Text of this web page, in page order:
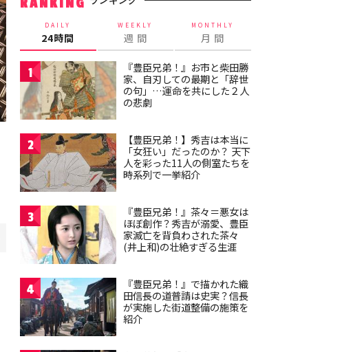
RANKING
DAILY
24時間
WEEKLY
週 間
MONTHLY
月 間
1
『豊臣兄弟！』お市と柴田勝
家、自刃しての最期と「辞世
の句」…運命を共にした２人
の悲劇
2
【豊臣兄弟！】秀吉は本当に
「女狂い」だったのか？ 天下
人を彩った11人の側室たちを
時系列で一挙紹介
3
『豊臣兄弟！』茶々＝悪女は
ほぼ創作？秀吉が溺愛、豊臣
家滅亡を背負わされた茶々
(井上和)の壮絶すぎる生涯
4
『豊臣兄弟！』で描かれた織
田信長の道普請は史実？信長
が実施した街道整備の施策を
紹介